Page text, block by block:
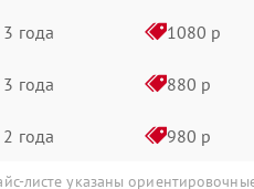
3 года 1080 р
3 года 880 р
2 года 980 р
листе указаны